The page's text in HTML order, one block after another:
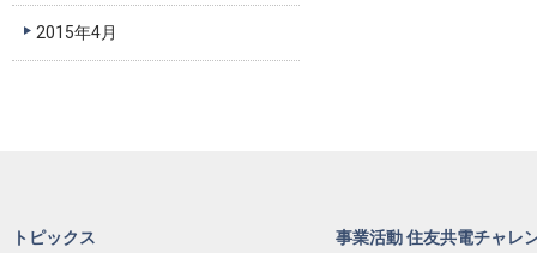
2015年4月
トピックス
事業活動 住友共電チャレ